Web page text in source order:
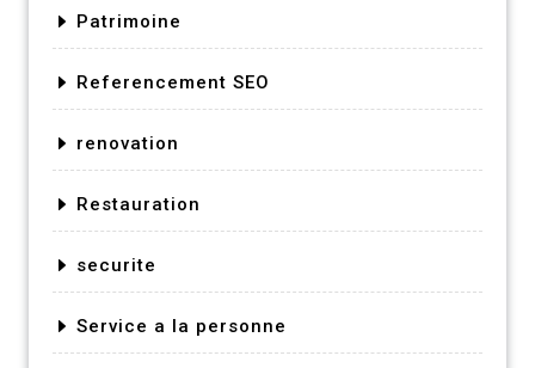
Patrimoine
Referencement SEO
renovation
Restauration
securite
Service a la personne